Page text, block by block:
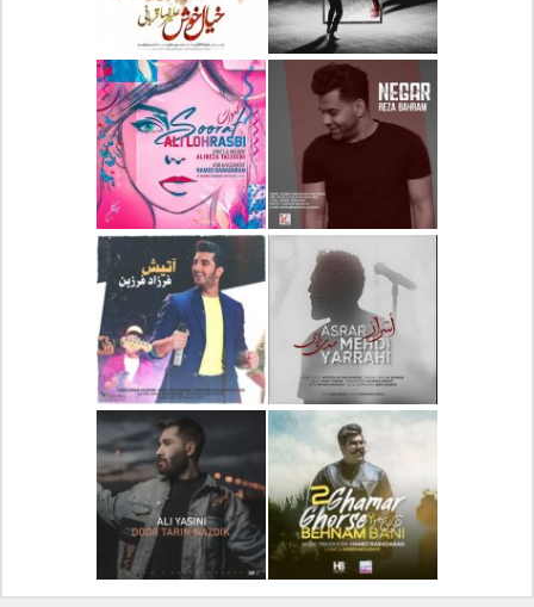
دانلود آلبوم جدید سیروان
خسروی بنام مونولوگ
دانلود آهنگ جدید علیرضا
قربانی بنام خیال خوش
دانلود آهنگ جدید رضا
بهرام بنام نگار
دانلود آهنگ جدید علی
لهراسبی بنام صورت
دانلود آهنگ جدید مهدی
یراحی بنام اسرار
دانلود آهنگ جدید فرزاد
فرزین بنام آتیش